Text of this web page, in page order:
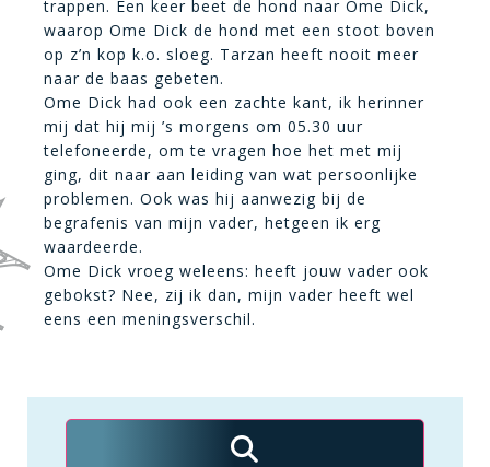
trappen. Een keer beet de hond naar Ome Dick,
waarop Ome Dick de hond met een stoot boven
op z’n kop k.o. sloeg. Tarzan heeft nooit meer
naar de baas gebeten.
Ome Dick had ook een zachte kant, ik herinner
mij dat hij mij ’s morgens om 05.30 uur
telefoneerde, om te vragen hoe het met mij
ging, dit naar aan leiding van wat persoonlijke
problemen. Ook was hij aanwezig bij de
begrafenis van mijn vader, hetgeen ik erg
waardeerde.
Ome Dick vroeg weleens: heeft jouw vader ook
gebokst? Nee, zij ik dan, mijn vader heeft wel
eens een meningsverschil.